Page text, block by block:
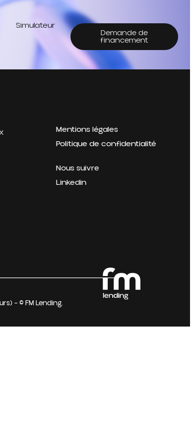
Simulateur
Demande de
financement
Mentions légales
Politique de confidentialité
Nous suivre
Linkedin
– © FM Lending.